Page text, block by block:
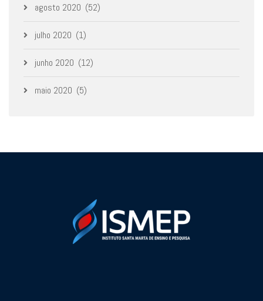
agosto 2020 (52)
julho 2020 (1)
junho 2020 (12)
maio 2020 (5)